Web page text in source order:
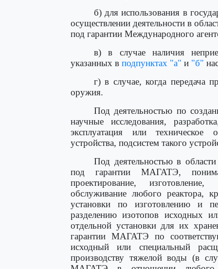
б) для использования в
осуществлении деятельности в
под гарантии Международного
в) в случае наличия
указанных в подпунктах "а" и "б"
г) в случае, когда передача
оружия.
Под деятельностью по
научные исследования,
эксплуатация или техническое
устройства, подсистем такого
Под деятельностью в
под гарантии МАГАТЭ,
проектирование,
обслуживание любого реактора,
установки по изготовлению и
разделению изотопов исходных
отдельной установки для их
гарантии МАГАТЭ по
исходный или специальный
производству тяжелой воды (в